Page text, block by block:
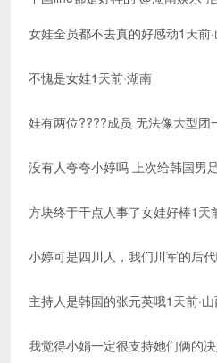
女娃全员都不去真的好感动1天前
不愧是女娃1天前·湖南
娃有两位????成员 无法像大型团
没有人夸夸小婷吗 上次给韩国男
方块终于干点人事了女娃好棒1天
小婷可是四川人，我们川军的后
主持人是韩国的张元英哦1天前·
我觉得小娟一定很支持她们俩的